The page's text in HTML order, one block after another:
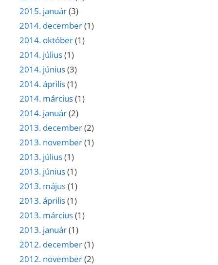
2015. január(3)
2014. december(1)
2014. október(1)
2014. július(1)
2014. június(3)
2014. április(1)
2014. március(1)
2014. január(2)
2013. december(2)
2013. november(1)
2013. július(1)
2013. június(1)
2013. május(1)
2013. április(1)
2013. március(1)
2013. január(1)
2012. december(1)
2012. november(2)